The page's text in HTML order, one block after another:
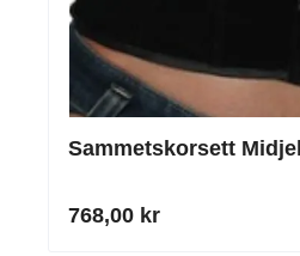
Sammetskorsett
768,00 kr